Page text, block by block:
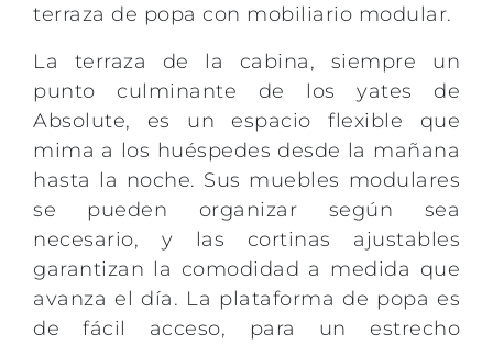
terraza de popa con mobiliario modular.
La terraza de la cabina, siempre un
punto culminante de los yates de
Absolute, es un espacio flexible que
mima a los huéspedes desde la mañana
hasta la noche. Sus muebles modulares
se pueden organizar según sea
necesario, y las cortinas ajustables
garantizan la comodidad a medida que
avanza el día. La plataforma de popa es
de fácil acceso, para un estrecho